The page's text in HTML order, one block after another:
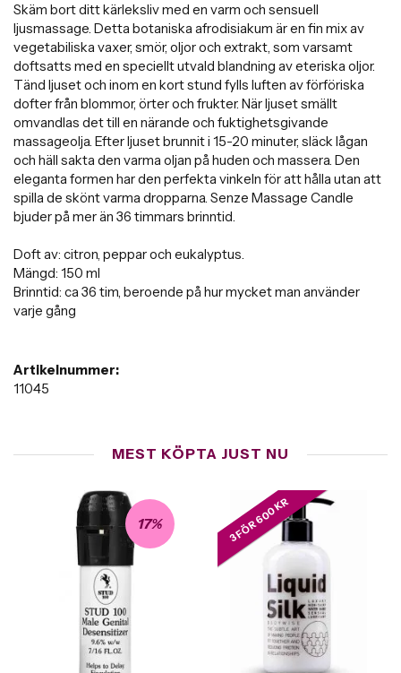
Skäm bort ditt kärleksliv med en varm och sensuell
ljusmassage. Detta botaniska afrodisiakum är en fin mix av
vegetabiliska vaxer, smör, oljor och extrakt, som varsamt
doftsatts med en speciellt utvald blandning av eteriska oljor.
Tänd ljuset och inom en kort stund fylls luften av förföriska
dofter från blommor, örter och frukter. När ljuset smällt
omvandlas det till en närande och fuktighetsgivande
massageolja. Efter ljuset brunnit i 15-20 minuter, släck lågan
och häll sakta den varma oljan på huden och massera. Den
eleganta formen har den perfekta vinkeln för att hålla utan att
spilla de skönt varma dropparna. Senze Massage Candle
bjuder på mer än 36 timmars brinntid.
Doft av: citron, peppar och eukalyptus.
Mängd: 150 ml
Brinntid: ca 36 tim, beroende på hur mycket man använder
varje gång
Artikelnummer:
11045
MEST KÖPTA JUST NU
17% 3 FÖR 600 KR